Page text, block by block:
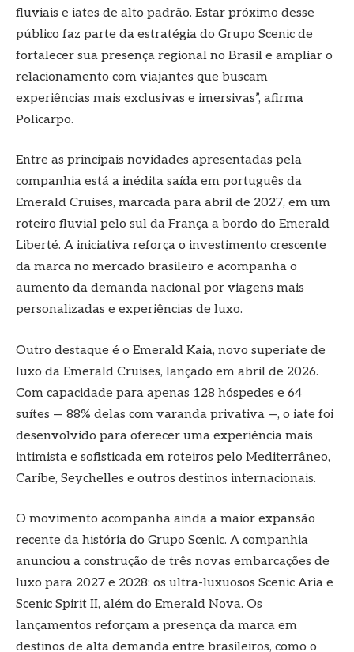
fluviais e iates de alto padrão. Estar próximo desse
público faz parte da estratégia do Grupo Scenic de
fortalecer sua presença regional no Brasil e ampliar o
relacionamento com viajantes que buscam
experiências mais exclusivas e imersivas”, afirma
Policarpo.
Entre as principais novidades apresentadas pela
companhia está a inédita saída em português da
Emerald Cruises, marcada para abril de 2027, em um
roteiro fluvial pelo sul da França a bordo do Emerald
Liberté. A iniciativa reforça o investimento crescente
da marca no mercado brasileiro e acompanha o
aumento da demanda nacional por viagens mais
personalizadas e experiências de luxo.
Outro destaque é o Emerald Kaia, novo superiate de
luxo da Emerald Cruises, lançado em abril de 2026.
Com capacidade para apenas 128 hóspedes e 64
suítes — 88% delas com varanda privativa —, o iate foi
desenvolvido para oferecer uma experiência mais
intimista e sofisticada em roteiros pelo Mediterrâneo,
Caribe, Seychelles e outros destinos internacionais.
O movimento acompanha ainda a maior expansão
recente da história do Grupo Scenic. A companhia
anunciou a construção de três novas embarcações de
luxo para 2027 e 2028: os ultra-luxuosos Scenic Aria e
Scenic Spirit II, além do Emerald Nova. Os
lançamentos reforçam a presença da marca em
destinos de alta demanda entre brasileiros, como o